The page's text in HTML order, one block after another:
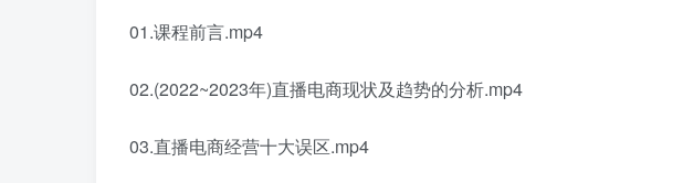
01.课程前言.mp4
02.(2022~2023年)直播电商现状及趋势的分析.mp4
03.直播电商经营十大误区.mp4